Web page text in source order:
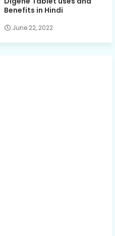
Benefits in Hindi
June 22, 2022